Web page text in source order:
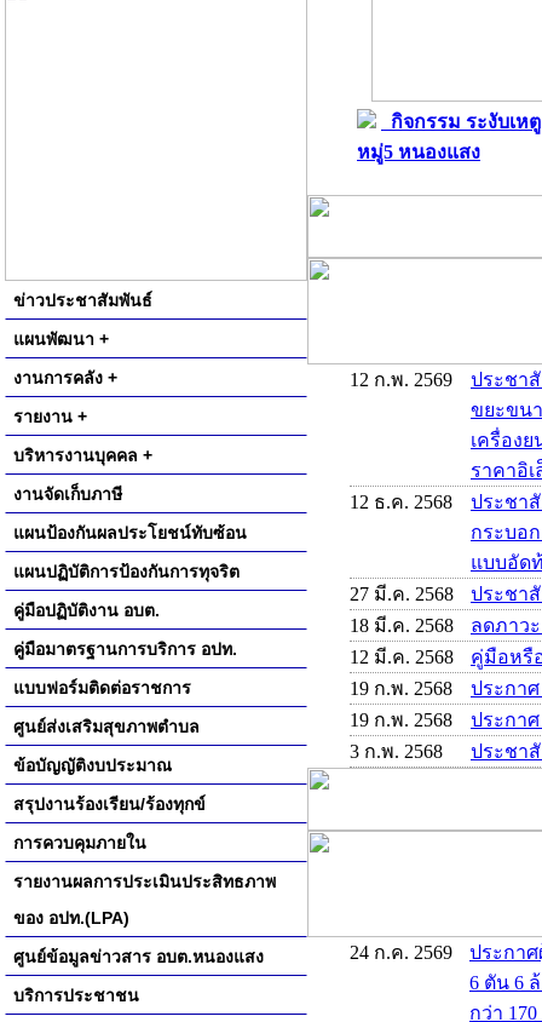
ข่าวประชาสัมพันธ์
แผนพัฒนา +
งานการคลัง +
รายงาน +
บริหารงานบุคคล +
งานจัดเก็บภาษี
แผนป้องกันผลประโยชน์ทับซ้อน
แผนปฏิบัติการป้องกันการทุจริต
คู่มือปฏิบัติงาน อบต.
คู่มือมาตรฐานการบริการ อปท.
แบบฟอร์มติดต่อราชการ
ศูนย์ส่งเสริมสุขภาพตำบล
ข้อบัญญัติงบประมาณ
สรุปงานร้องเรียน/ร้องทุกข์
การควบคุมภายใน
รายงานผลการประเมินประสิทธภาพ
ของ อปท.(LPA)
ศูนย์ข้อมูลข่าวสาร อบต.หนองแสง
บริการประชาชน
กิจกรรม ระงับเห
หมู่5 หนองแสง
12 ก.พ. 2569
ประชา
ขยะขน
เครื่อง
ราคาอิเ
12 ธ.ค. 2568
ประชา
กระบอ
แบบอัด
27 มี.ค. 2568
ประชา
18 มี.ค. 2568
ลดภาว
12 มี.ค. 2568
คู่มือหรื
19 ก.พ. 2568
ประกา
19 ก.พ. 2568
ประกา
3 ก.พ. 2568
ประชา
24 ก.ค. 2569
ประกา
6 ตัน 6
กว่า